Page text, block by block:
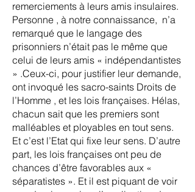
remerciements à leurs amis insulaires.
Personne , à notre connaissance, n’a
remarqué que le langage des
prisonniers n’était pas le même que
celui de leurs amis « indépendantistes
» .Ceux-ci, pour justifier leur demande,
ont invoqué les sacro-saints Droits de
l’Homme , et les lois françaises. Hélas,
chacun sait que les premiers sont
malléables et ployables en tout sens.
Et c’est l’Etat qui fixe leur sens. D’autre
part, les lois françaises ont peu de
chances d’être favorables aux «
séparatistes ». Et il est piquant de voir